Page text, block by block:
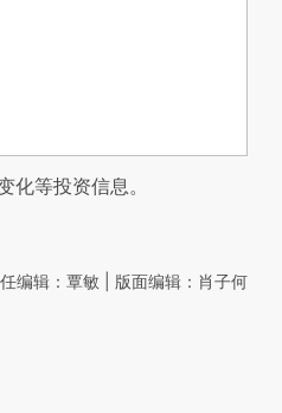
化等投资信息。
编辑：覃敏 | 版面编辑：肖子何